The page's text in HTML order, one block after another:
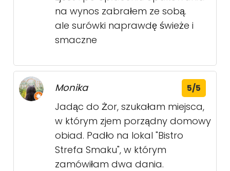
na wynos zabrałem ze sobą.
ale surówki naprawdę świeże i
smaczne
Monika 5/5
Jadąc do Żor, szukałam miejsca,
w którym zjem porządny domowy
obiad. Padło na lokal "Bistro
Strefa Smaku", w którym
zamówiłam dwa dania.